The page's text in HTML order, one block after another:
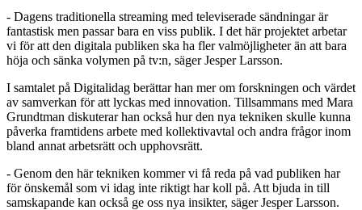
- Dagens traditionella streaming med televiserade sändningar är
fantastisk men passar bara en viss publik. I det här projektet arbetar
vi för att den digitala publiken ska ha fler valmöjligheter än att bara
höja och sänka volymen på tv:n, säger Jesper Larsson.
I samtalet på Digitalidag berättar han mer om forskningen och värdet
av samverkan för att lyckas med innovation. Tillsammans med Mara
Grundtman diskuterar han också hur den nya tekniken skulle kunna
påverka framtidens arbete med kollektivavtal och andra frågor inom
bland annat arbetsrätt och upphovsrätt.
- Genom den här tekniken kommer vi få reda på vad publiken har
för önskemål som vi idag inte riktigt har koll på. Att bjuda in till
samskapande kan också ge oss nya insikter, säger Jesper Larsson.